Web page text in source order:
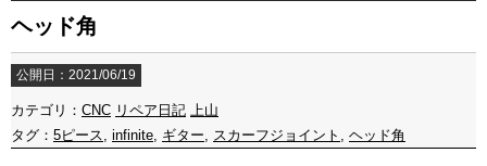
ヘッド角
公開日：2021/06/19
カテゴリ： CNC リペア日記 上山
タグ： 5ピース, infinite, ギター, スカーフジョイント , ヘッド角